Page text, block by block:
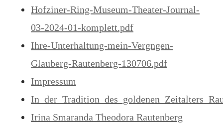
Hofziner-Ring-Museum-Theater-Journal-
03-2024-01-komplett.pdf
Ihre-Unterhaltung-mein-Vergngen-
Glauberg-Rautenberg-130706.pdf
Impressum
Irina Smaranda Theodora Rautenberg